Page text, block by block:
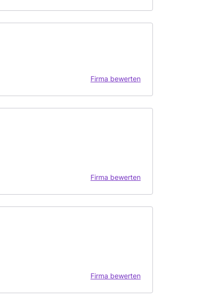
Firma bewerten
Firma bewerten
Firma bewerten